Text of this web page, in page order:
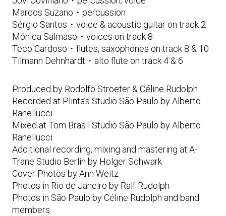
Marcos Suzano・percussion
Sérgio Santos・voice & acoustic guitar on track 2
Mônica Salmaso・voices on track 8
Teco Cardoso・flutes, saxophones on track 8 & 10
Tilmann Dehnhardt・alto flute on track 4 & 6
Produced by Rodolfo Stroeter & Céline Rudolph
Recorded at Plinta’s Studio São Paulo by Alberto
Ranellucci
Mixed at Tom Brasil Studio São Paulo by Alberto
Ranellucci
Additional recording, mixing and mastering at A-
Trane Studio Berlin by Holger Schwark
Cover Photos by Ann Weitz
Photos in Rio de Janeiro by Ralf Rudolph
Photos in São Paulo by Céline Rudolph and band
members